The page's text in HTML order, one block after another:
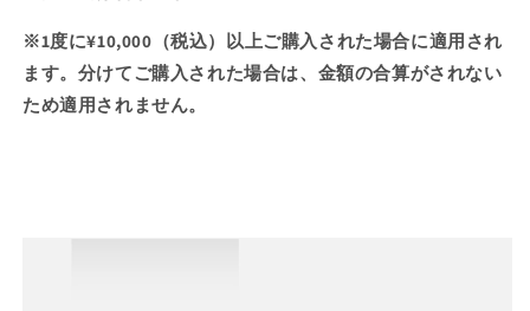
※1度に¥10,000（税込）以上ご購入された場合に適用され
ます。分けてご購入された場合は、金額の合算がされない
ため適用されません。